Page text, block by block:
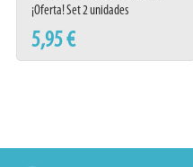
lienzo (Set 2)
¡Oferta! Set 2 unidades
5,95 €